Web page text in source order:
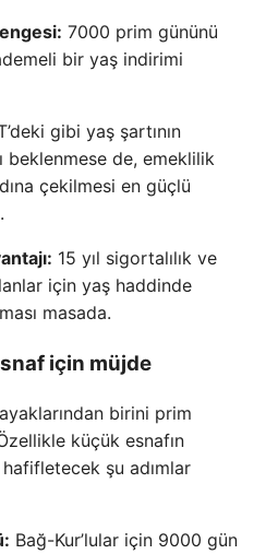
7000 prim gününü
bir yaş indirimi
gibi yaş şartının
beklenmese de, emeklilik
çekilmesi en güçlü
15 yıl sigortalılık ve
için yaş haddinde
masada.
için müjde
birini prim
küçük esnafın
şu adımlar
Bağ-Kur’lular için 9000 gün